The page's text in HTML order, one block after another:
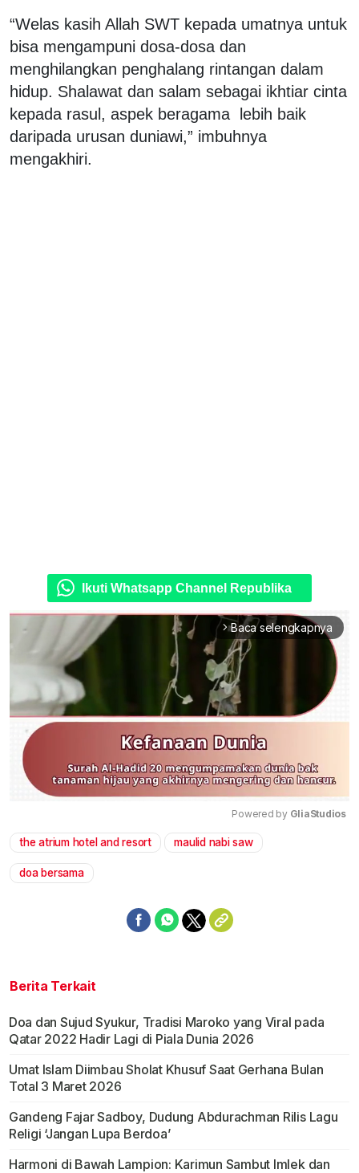
“Welas kasih Allah SWT kepada umatnya untuk
bisa mengampuni dosa-dosa dan
menghilangkan penghalang rintangan dalam
hidup. Shalawat dan salam sebagai ikhtiar cinta
kepada rasul, aspek beragama lebih baik
daripada urusan duniawi,” imbuhnya
mengakhiri.
Ikuti Whatsapp Channel Republika
arrow_forward_ios Baca selengkapnya
Powered by GliaStudios
the atrium hotel and resort maulid nabi saw
doa bersama
Berita Terkait
Doa dan Sujud Syukur, Tradisi Maroko yang Viral pada
Qatar 2022 Hadir Lagi di Piala Dunia 2026
Umat Islam Diimbau Sholat Khusuf Saat Gerhana Bulan
Total 3 Maret 2026
Gandeng Fajar Sadboy, Dudung Abdurachman Rilis Lagu
Religi ‘Jangan Lupa Berdoa’
Harmoni di Bawah Lampion: Karimun Sambut Imlek dan